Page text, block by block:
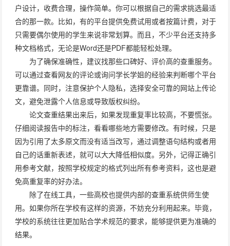
户设计，收费合理，操作简单。你可以根据自己的需求挑选最适
合的那一款。比如，有的平台提供免费试用或者按篇计费，对于
只需要偶尔使用的学生来说非常划算。而且，不少平台还支持多
种文档格式，无论是Word还是PDF都能轻松处理。
为了确保准确性，建议找那些口碑好、评价高的查重服务。
可以通过查看网友的评论或询问学长学姐的经验来判断哪个平台
更靠谱。同时，注意保护个人隐私，选择安全可靠的网站上传论
文，避免泄露个人信息或导致版权纠纷。
论文查重结果出来后，如果发现重复率比较高，不要慌张。
仔细阅读报告中的标注，看看哪些地方需要修改。有时候，只是
因为引用了太多原文而没有适当改写，通过调整语句结构或者用
自己的话重新表述，就可以大大降低相似度。另外，记得正确引
用参考文献，按照学校规定的格式列出所有参考资料，这也是避
免高重复率的好办法。
除了在线工具，一些高校也提供内部的查重系统供师生使
用。如果你所在学校有这样的资源，不妨充分利用起来。毕竟，
学校的系统往往更加贴合学术规范的要求，能够提供更为准确的
结果。